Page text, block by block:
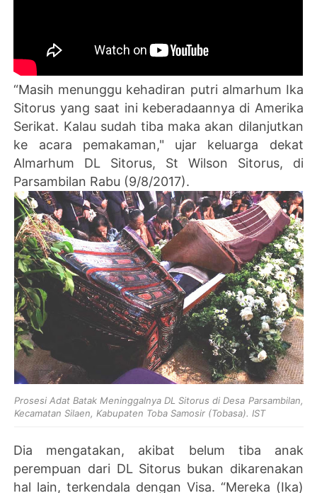
“Masih menunggu kehadiran putri almarhum Ika
Sitorus yang saat ini keberadaannya di Amerika
Serikat. Kalau sudah tiba maka akan dilanjutkan
ke acara pemakaman," ujar keluarga dekat
Almarhum DL Sitorus, St Wilson Sitorus, di
Parsambilan Rabu (9/8/2017).
Prosesi Adat Batak Meninggalnya DL Sitorus di Desa Parsambilan,
Kecamatan Silaen, Kabupaten Toba Samosir (Tobasa). IST
Dia mengatakan, akibat belum tiba anak
perempuan dari DL Sitorus bukan dikarenakan
hal lain, terkendala dengan Visa. “Mereka (Ika)